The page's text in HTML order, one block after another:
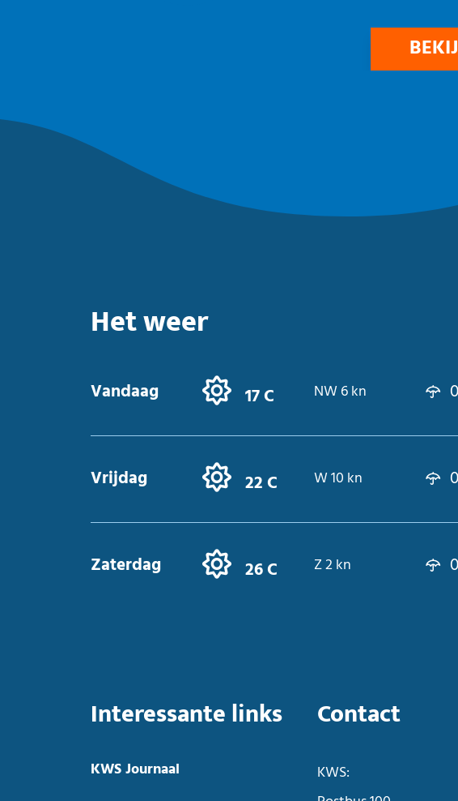
Het weer
Vandaag 17 C NW 6 kn
Vrijdag 22 C W 10 kn
Zaterdag 26 C Z 2 kn
Interessante links
KWS Journaal
Contact
KWS: